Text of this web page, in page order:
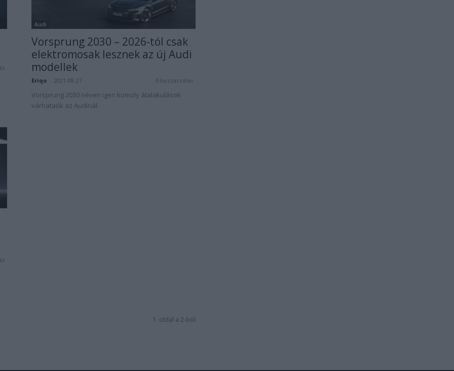
Audi
Vorsprung 2030 – 2026-tól csak
elektromosak lesznek az új Audi
modellek
Eriqo 2021-08-27 0 hozzászólás
Vorsprung 2030 néven igen komoly átalakulások
várhataók az Audinál.
1. oldal a 2-ból